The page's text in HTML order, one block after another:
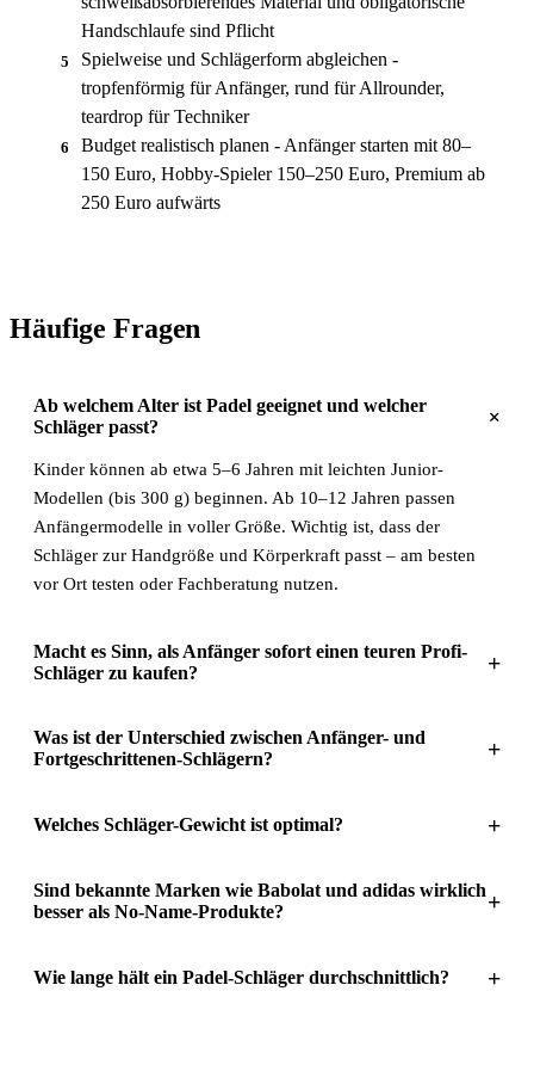
Handschlaufe sind Pflicht
5
Spielweise und Schlägerform abgleichen -
tropfenförmig für Anfänger, rund für Allrounder,
teardrop für Techniker
6
Budget realistisch planen - Anfänger starten mit 80–
150 Euro, Hobby-Spieler 150–250 Euro, Premium ab
250 Euro aufwärts
Häufige Fragen
Ab welchem Alter ist Padel geeignet und welcher
Schläger passt?
+
Kinder können ab etwa 5–6 Jahren mit leichten Junior-
Modellen (bis 300 g) beginnen. Ab 10–12 Jahren passen
Anfängermodelle in voller Größe. Wichtig ist, dass der
Schläger zur Handgröße und Körperkraft passt – am besten
vor Ort testen oder Fachberatung nutzen.
Macht es Sinn, als Anfänger sofort einen teuren Profi-
Schläger zu kaufen?
+
Was ist der Unterschied zwischen Anfänger- und
Fortgeschrittenen-Schlägern?
+
Welches Schläger-Gewicht ist optimal? +
Sind bekannte Marken wie Babolat und adidas wirklich
besser als No-Name-Produkte?
+
Wie lange hält ein Padel-Schläger durchschnittlich? +